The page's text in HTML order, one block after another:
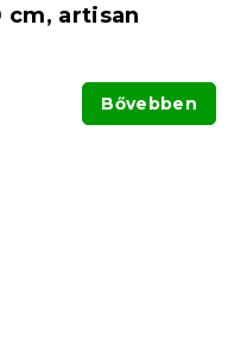
cm, artisan
Bővebben